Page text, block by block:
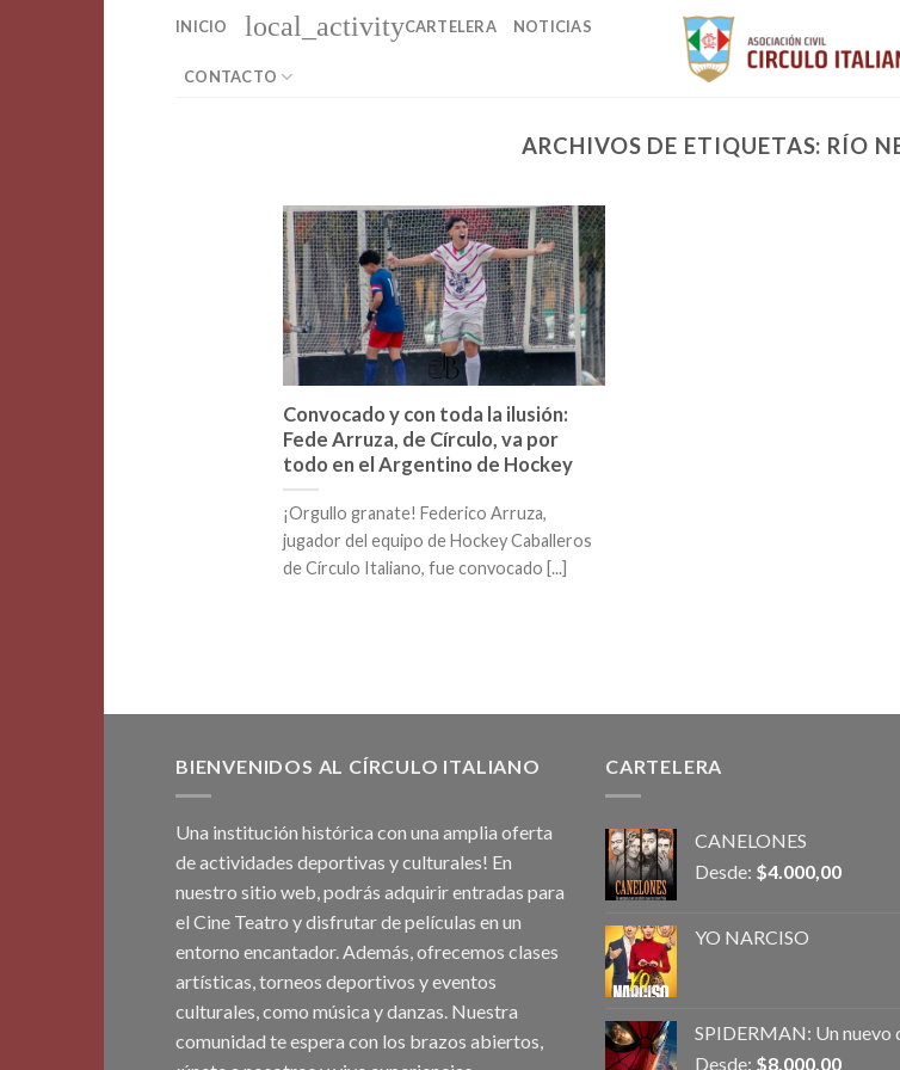
INICIO local_activityCARTELERA NOTICIAS
CONTACTO
ARCHIVOS DE ETIQUETAS: RÍO
Convocado y con toda la ilusión:
Fede Arruza, de Círculo, va por
todo en el Argentino de Hockey
¡Orgullo granate! Federico Arruza,
jugador del equipo de Hockey Caballeros
de Círculo Italiano, fue convocado [...]
BIENVENIDOS AL CÍRCULO ITALIANO
Una institución histórica con una amplia oferta
de actividades deportivas y culturales! En
nuestro sitio web, podrás adquirir entradas para
el Cine Teatro y disfrutar de películas en un
entorno encantador. Además, ofrecemos clases
artísticas, torneos deportivos y eventos
culturales, como música y danzas. Nuestra
comunidad te espera con los brazos abiertos,
CARTELERA
CANELONES
Desde: $4.000,00
YO NARCISO
SPIDERMAN: Un nuevo
Desde: $8.000,00